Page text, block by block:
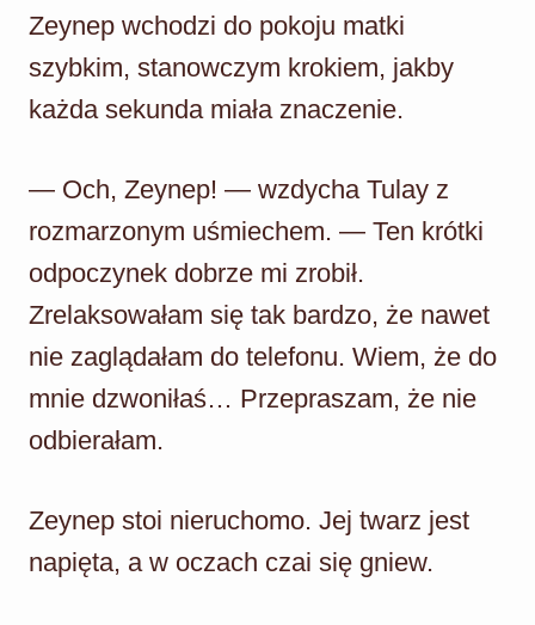
Zeynep wchodzi do pokoju matki
szybkim, stanowczym krokiem, jakby
każda sekunda miała znaczenie.
— Och, Zeynep! — wzdycha Tulay z
rozmarzonym uśmiechem. — Ten krótki
odpoczynek dobrze mi zrobił.
Zrelaksowałam się tak bardzo, że nawet
nie zaglądałam do telefonu. Wiem, że do
mnie dzwoniłaś… Przepraszam, że nie
odbierałam.
Zeynep stoi nieruchomo. Jej twarz jest
napięta, a w oczach czai się gniew.